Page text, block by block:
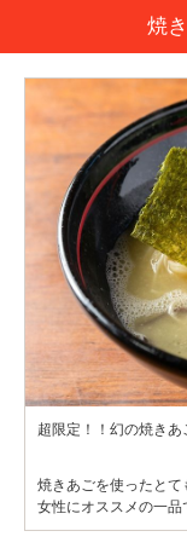
焼
超限定！！幻の焼き
焼きあごを使ったとて
女性にオススメの一品